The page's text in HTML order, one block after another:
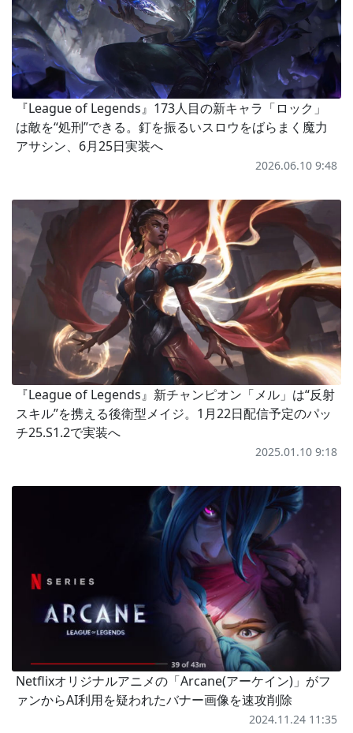
『League of Legends』173人目の新キャラ「ロック」
は敵を“処刑”できる。釘を振るいスロウをばらまく魔力
アサシン、6月25日実装へ
2026.06.10 9:48
『League of Legends』新チャンピオン「メル」は“反射
スキル”を携える後衛型メイジ。1月22日配信予定のパッ
チ25.S1.2で実装へ
2025.01.10 9:18
Netflixオリジナルアニメの「Arcane(アーケイン)」がフ
ァンからAI利用を疑われたバナー画像を速攻削除
2024.11.24 11:35